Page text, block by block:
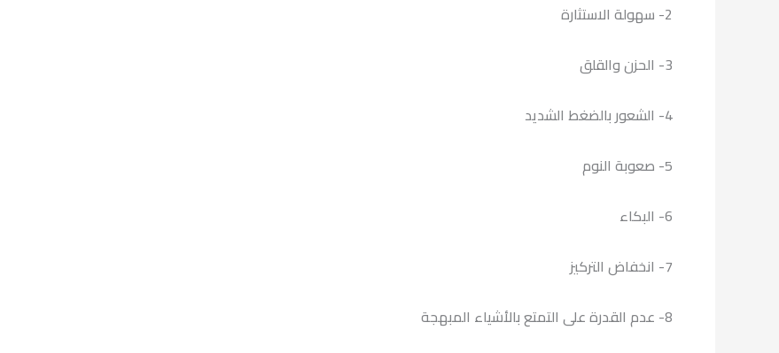
2- سهولة الاستثارة
3- الحزن والقلق
4- الشعور بالضغط الشديد
5- صعوبة النوم
6- البكاء
7- انخفاض التركيز
8- عدم القدرة على التمتع بالأشياء المبهجة